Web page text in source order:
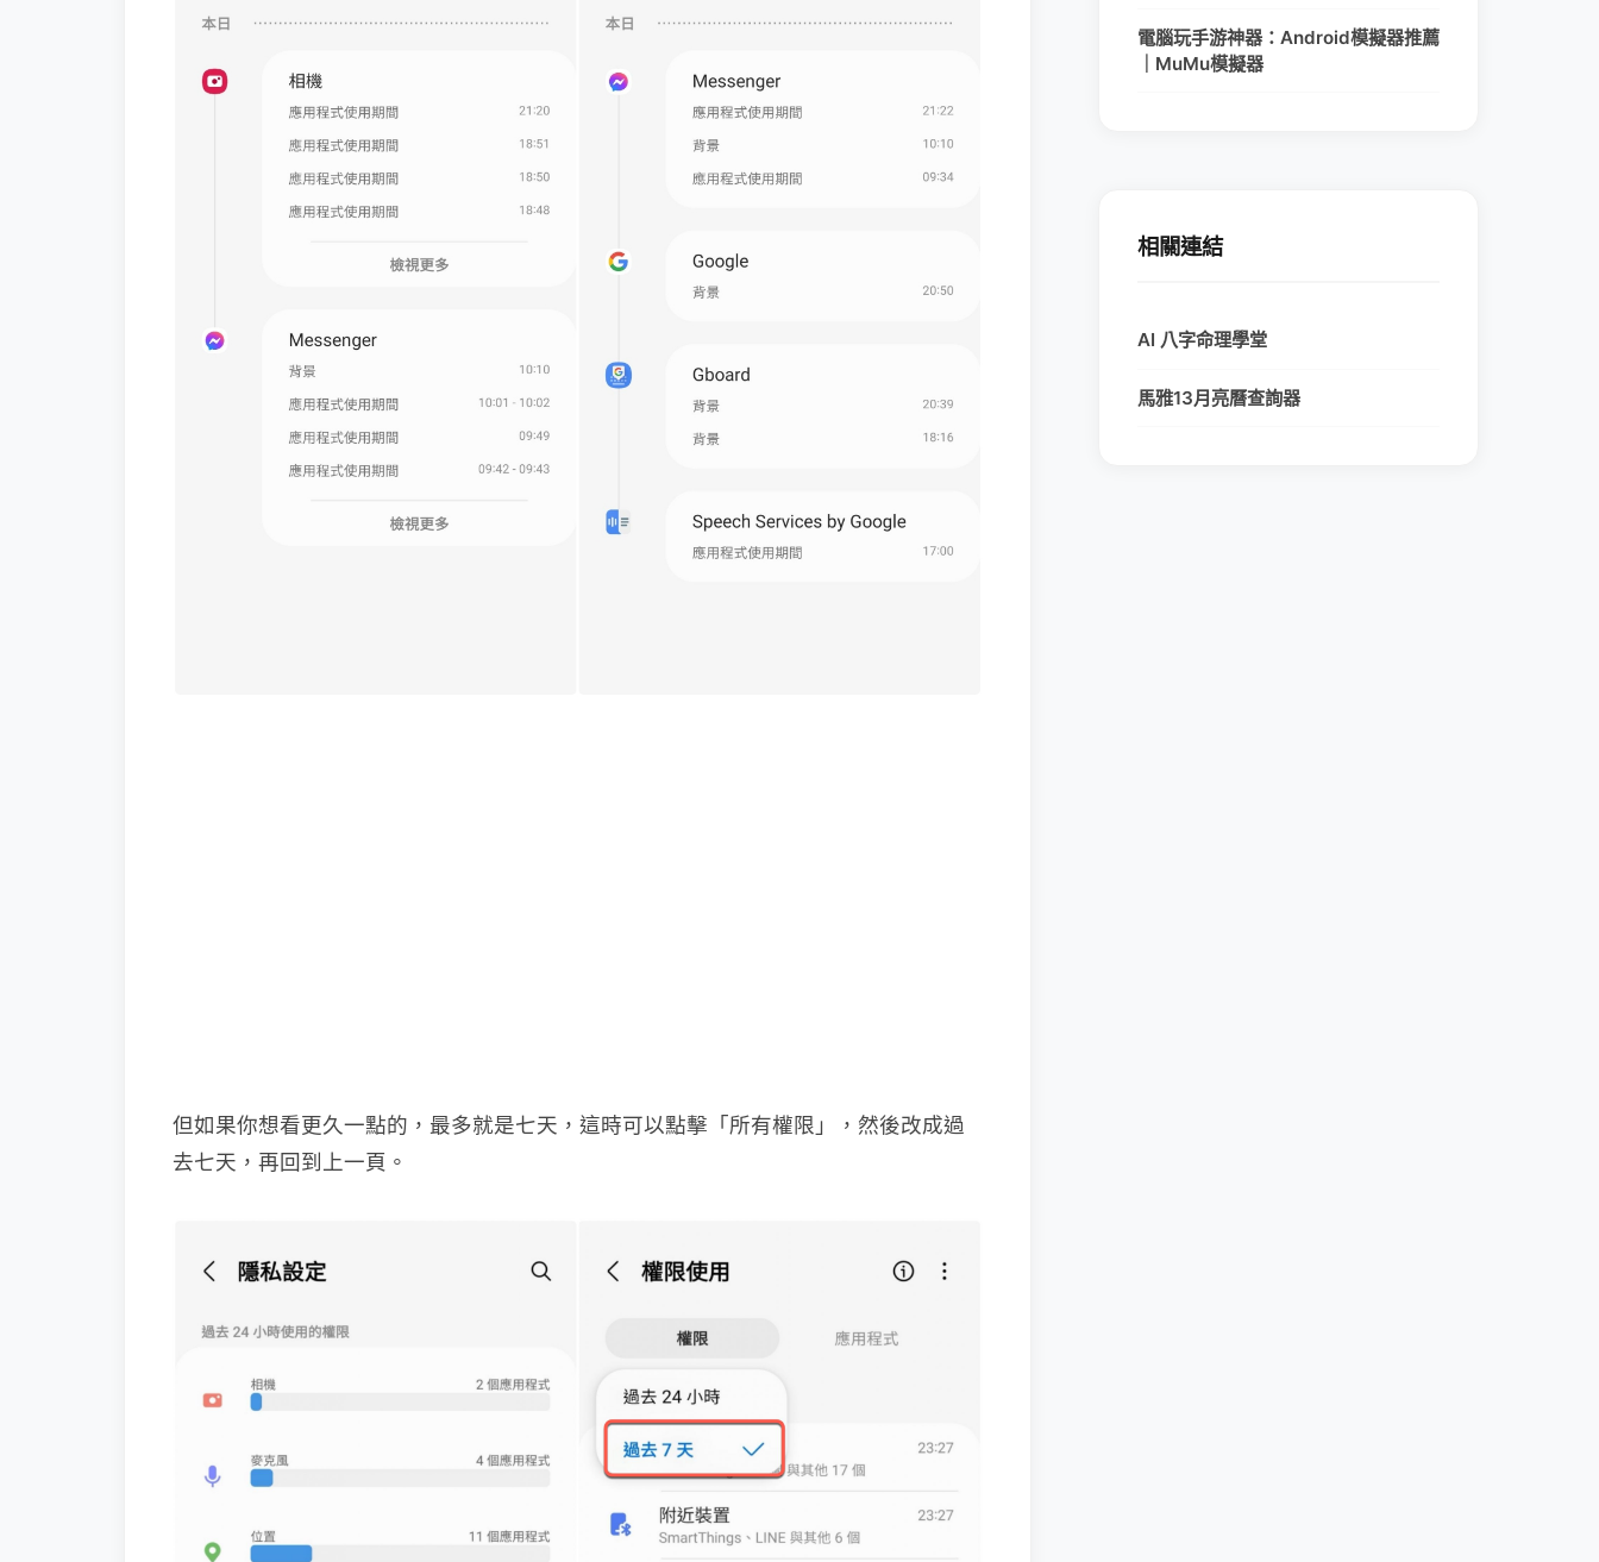
但如果你想看更久一點的，最多就是七天，這時可以點擊「所有權限」，然後改成過
去七天，再回到上一頁。
電腦玩手游神器：Android模擬器推薦
｜MuMu模擬器
相關連結
AI 八字命理學堂
馬雅13月亮曆查詢器